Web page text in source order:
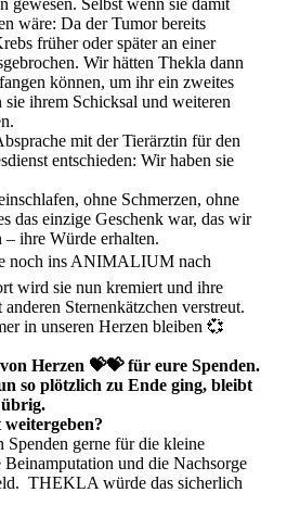
wäre: Da der Tumor bereits
früher oder später an einer
Wir hätten Thekla dann
können, um ihr ein zweites
ihrem Schicksal und weiteren
mit der Tierärztin für den
entschieden: Wir haben sie
ohne Schmerzen, ohne
das einzige Geschenk war, das wir
ihre Würde erhalten.
noch ins ANIMALIUM nach
wird sie nun kremiert und ihre
Sternenkätzchen verstreut.
in unseren Herzen bleiben 💞
Herzen 💝💝 für eure Spenden.
so plötzlich zu Ende ging, bleibt
übrig.
gerne für die kleine
und die Nachsorge
THEKLA würde das sicherlich